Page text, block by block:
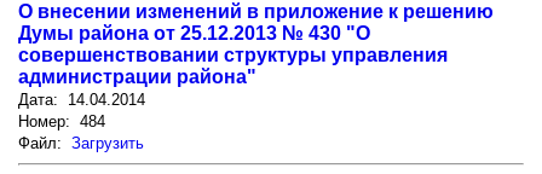
О внесении изменений в приложение к решению
Думы района от 25.12.2013 № 430 "О
совершенствовании структуры управления
администрации района"
Дата: 14.04.2014
Номер: 484
Файл: Загрузить